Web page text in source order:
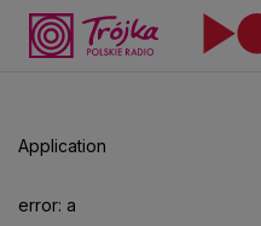
Application
error: a
aby
odtwarzać.